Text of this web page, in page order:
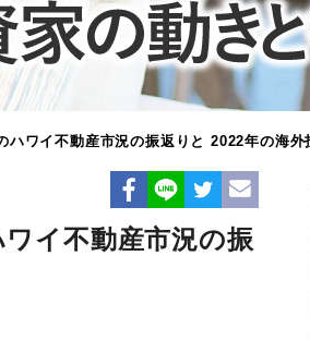
ワイ不動産市況の振返りと 2022年の海外
イ不動産市況の振